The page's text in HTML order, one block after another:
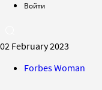
Войти
02 February 2023
Forbes Woman